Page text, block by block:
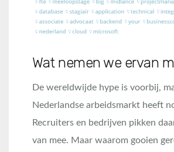
Wat nemen we ervan
De wereldwijde hype is voorbij,
Nederlandse arbeidsmarkt heeft
Recruiters en bedrijven pikken
van mee. Maar waarom gooien